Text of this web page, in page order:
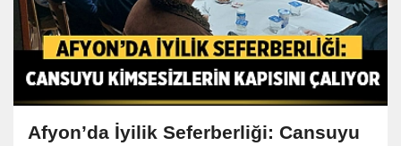
Afyon’da İyilik Seferberliği: Cansuyu